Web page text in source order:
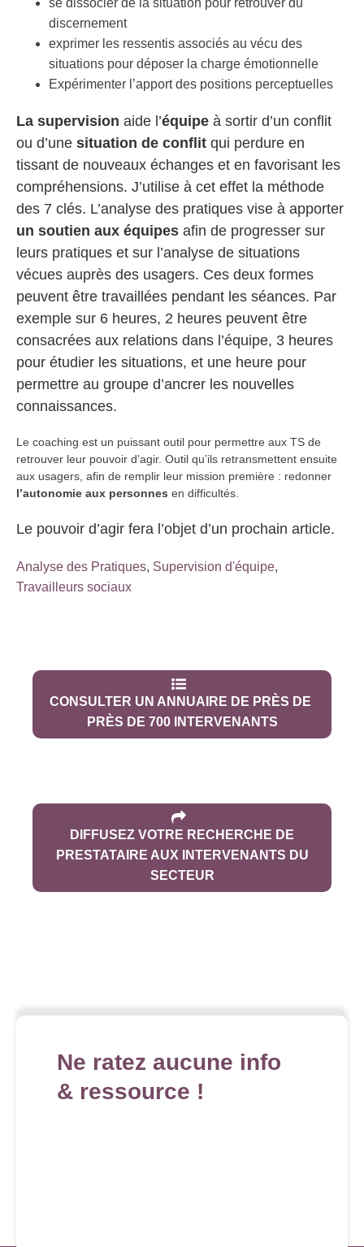
se dissocier de la situation pour retrouver du
discernement
exprimer les ressentis associés au vécu des
situations pour déposer la charge émotionnelle
Expérimenter l’apport des positions perceptuelles
La supervision aide l’équipe à sortir d’un conflit
ou d’une situation de conflit qui perdure en
tissant de nouveaux échanges et en favorisant les
compréhensions. J’utilise à cet effet la méthode
des 7 clés. L’analyse des pratiques vise à apporter
un soutien aux équipes afin de progresser sur
leurs pratiques et sur l’analyse de situations
vécues auprès des usagers. Ces deux formes
peuvent être travaillées pendant les séances. Par
exemple sur 6 heures, 2 heures peuvent être
consacrées aux relations dans l’équipe, 3 heures
pour étudier les situations, et une heure pour
permettre au groupe d’ancrer les nouvelles
connaissances.
Le coaching est un puissant outil pour permettre aux TS de
retrouver leur pouvoir d’agir. Outil qu’ils retransmettent ensuite
aux usagers, afin de remplir leur mission première : redonner
l’autonomie aux personnes en difficultés.
Le pouvoir d’agir fera l’objet d’un prochain article.
Analyse des Pratiques, Supervision d'équipe,
Travailleurs sociaux
CONSULTER UN ANNUAIRE DE PRÈS DE
PRÈS DE 700 INTERVENANTS
DIFFUSEZ VOTRE RECHERCHE DE
PRESTATAIRE AUX INTERVENANTS DU
SECTEUR
Ne ratez aucune info
& ressource !